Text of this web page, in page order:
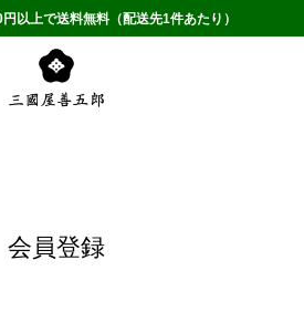
以上で送料無料（配送先1件あたり）
会員登録